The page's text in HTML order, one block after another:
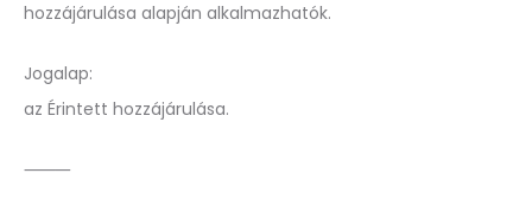
hozzájárulása alapján alkalmazhatók.
Jogalap:
az Érintett hozzájárulása.
⸻